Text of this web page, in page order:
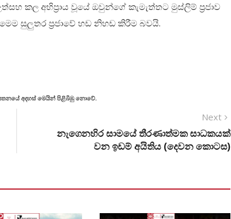
කල අභිප්‍රාය වූයේ ඔවුන්ගේ කැමැත්තට මුස්ලිම් ප්‍රජාව
සුලුතර ප්‍රජාවේ හඩ නිහඩ කිරීම බවයි.
අදහස් මෙයින් පිළිබිඹු නොවේ.
Next
නැගෙනහිර සාමයේ තීරණාත්මක සාධකයක්
වන ඉඩම් අයිතිය (දෙවන කොටස)